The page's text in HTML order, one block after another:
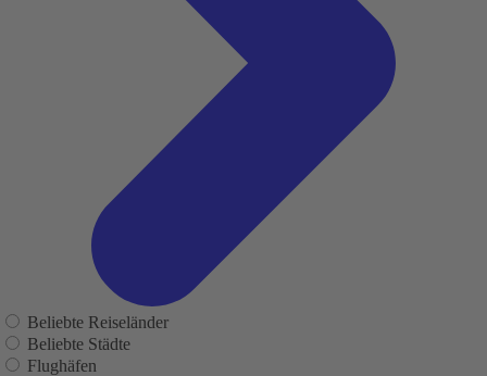
Beliebte Reiseländer
Beliebte Städte
Flughäfen